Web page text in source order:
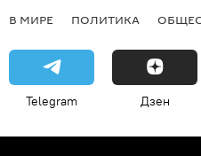
В МИРЕ ПОЛИТИКА
Telegram Дзен